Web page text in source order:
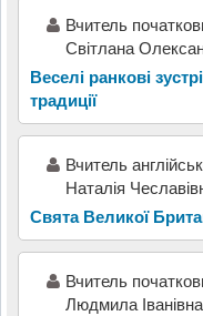
Вчитель
Світлана
Веселі ранкові
традиції
Вчитель
Наталія
Свята Великої
Вчитель
Людмила Іванівна